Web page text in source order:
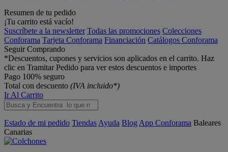
Resumen de tu pedido
¡Tu carrito está vacío!
Suscríbete a la newsletter Todas las promociones Colecciones
Conforama Tarjeta Conforama Financiación Catálogos Conforama
Seguir Comprando
*Descuentos, cupones y servicios son aplicados en el carrito. Haz
clic en Tramitar Pedido para ver estos descuentos e importes
Pago 100% seguro
Total con descuento (IVA incluido*)
Ir Al Carrito
Estado de mi pedido Tiendas Ayuda Blog App Conforama Baleares
Canarias